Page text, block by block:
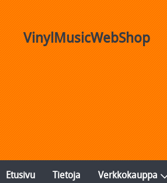
VinylMusicWebShop
Etusivu Tietoja Verkkokauppa